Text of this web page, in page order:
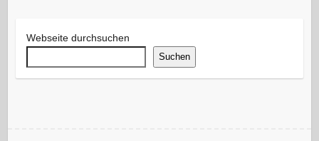
Webseite durchsuchen
Suchen